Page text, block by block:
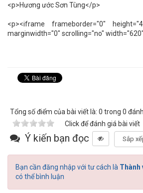
<p>Hương ước Sơn Tùng</p>
<p><iframe frameborder="0"
marginwidth="0" scrolling="no"
Tổng số điểm của bài viết là: 0 trong 0
Click để đánh giá bài viết
Ý kiến bạn đọc
Bạn cần đăng nhập với tư cách là Thành
có thể bình luận